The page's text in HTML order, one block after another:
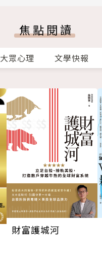
焦點閱讀
大眾心理 文學快報
財富護城河